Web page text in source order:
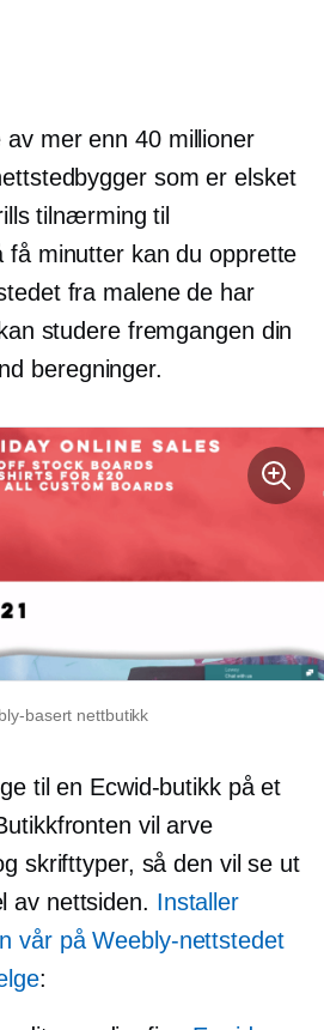
mer enn 40 millioner
som er elsket
tilnærming til
få minutter kan du opprette
fra malene de har
studere fremgangen din
beregninger.
basert nettbutikk
til en Ecwid-butikk på et
vil arve
skrifttyper, så den vil se ut
av nettsiden. Installer
vår på Weebly-nettstedet
: